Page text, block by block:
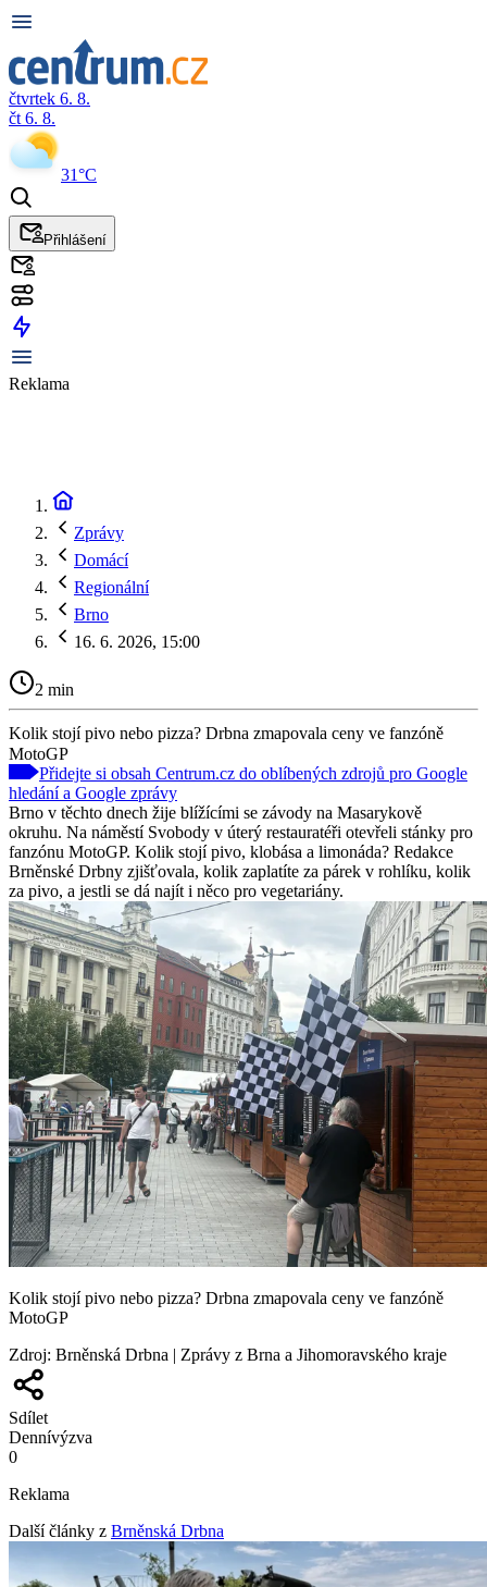
čtvrtek 6. 8.
čt 6. 8.
31°C
Přihlášení
Reklama
Zprávy
Domácí
Regionální
Brno
16. 6. 2026, 15:00
2 min
Kolik stojí pivo nebo pizza? Drbna zmapovala ceny ve fanzóně
MotoGP
Přidejte si obsah Centrum.cz do oblíbených zdrojů pro Google
hledání a Google zprávy
Brno v těchto dnech žije blížícími se závody na Masarykově
okruhu. Na náměstí Svobody v úterý restauratéři otevřeli stánky pro
fanzónu MotoGP. Kolik stojí pivo, klobása a limonáda? Redakce
Brněnské Drbny zjišťovala, kolik zaplatíte za párek v rohlíku, kolik
za pivo, a jestli se dá najít i něco pro vegetariány.
Kolik stojí pivo nebo pizza? Drbna zmapovala ceny ve fanzóně
MotoGP
Zdroj: Brněnská Drbna | Zprávy z Brna a Jihomoravského kraje
Sdílet
Dennívýzva
0
Reklama
Další články z Brněnská Drbna